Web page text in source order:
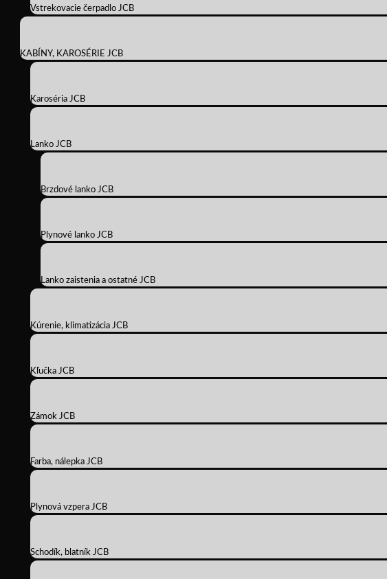
Vstrekovacie čerpadlo JCB
KABÍNY, KAROSÉRIE JCB
Karoséria JCB
Lanko JCB
Brzdové lanko JCB
Plynové lanko JCB
Lanko zaistenia a ostatné JCB
Kúrenie, klimatizácia JCB
Kľučka JCB
Zámok JCB
Farba, nálepka JCB
Plynová vzpera JCB
Schodík, blatník JCB